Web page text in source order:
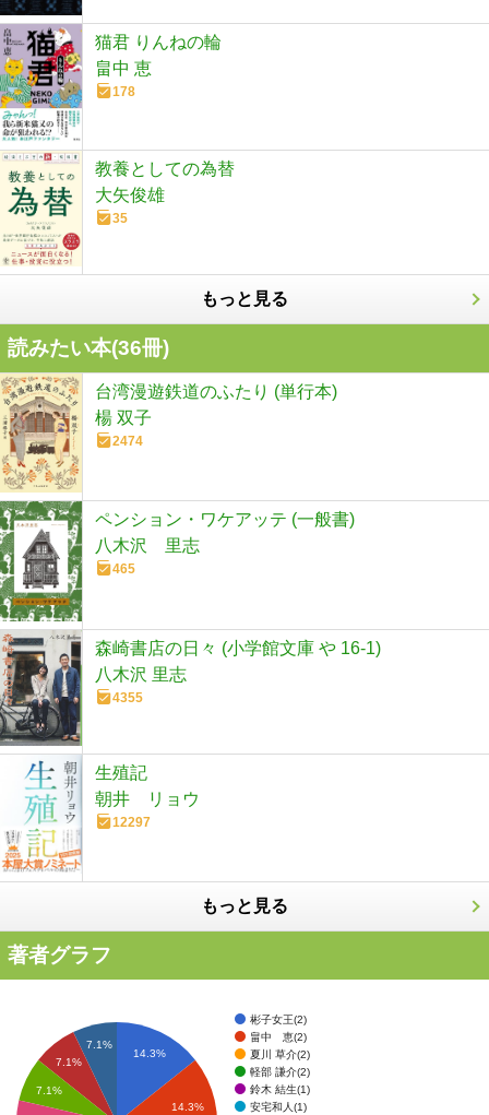
猫君 りんねの輪
畠中 恵
178
教養としての為替
大矢俊雄
35
もっと見る
読みたい本(36冊)
台湾漫遊鉄道のふたり (単行本)
楊 双子
2474
ペンション・ワケアッテ (一般書)
八木沢 里志
465
森崎書店の日々 (小学館文庫 や 16-1)
八木沢 里志
4355
生殖記
朝井 リョウ
12297
もっと見る
著者グラフ
彬子女王(2)
畠中 恵(2)
夏川 草介(2)
軽部 謙介(2)
鈴木 結生(1)
安宅和人(1)
14.3%
14.3%
7.1%
7.1%
7.1%